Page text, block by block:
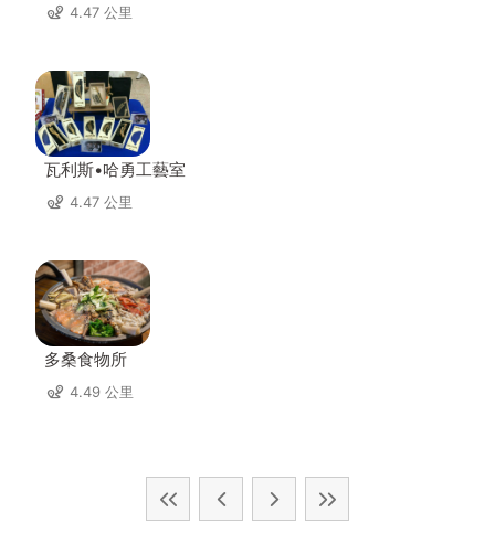
4.47 公里
瓦利斯•哈勇工藝室
4.47 公里
多桑食物所
4.49 公里